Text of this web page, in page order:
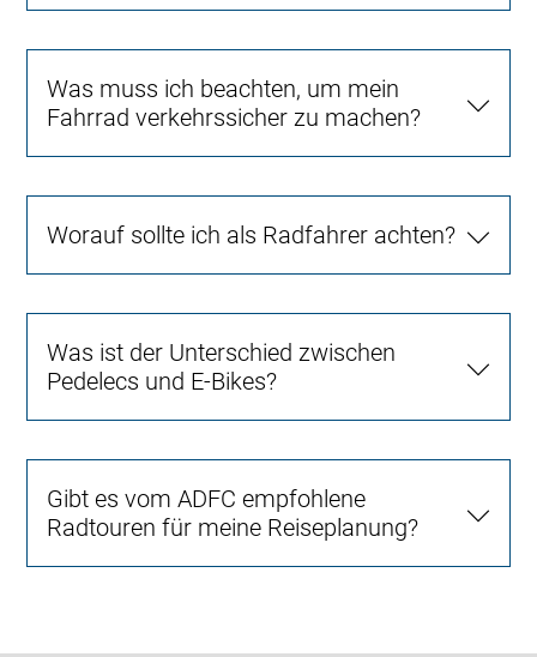
Was muss ich beachten, um mein
Fahrrad verkehrssicher zu machen?
Worauf sollte ich als Radfahrer achten?
Was ist der Unterschied zwischen
Pedelecs und E-Bikes?
Gibt es vom ADFC empfohlene
Radtouren für meine Reiseplanung?